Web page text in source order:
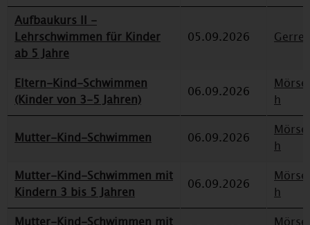
Aufbaukurs II -
Lehrschwimmen für Kinder
ab 5 Jahre
05.09.2026
Eltern-Kind-Schwimmen
(Kinder von 3-5 Jahren)
06.09.2026
h
Mutter-Kind-Schwimmen 06.09.2026
h
Mutter-Kind-Schwimmen mit
Kindern 3 bis 5 Jahren
06.09.2026
h